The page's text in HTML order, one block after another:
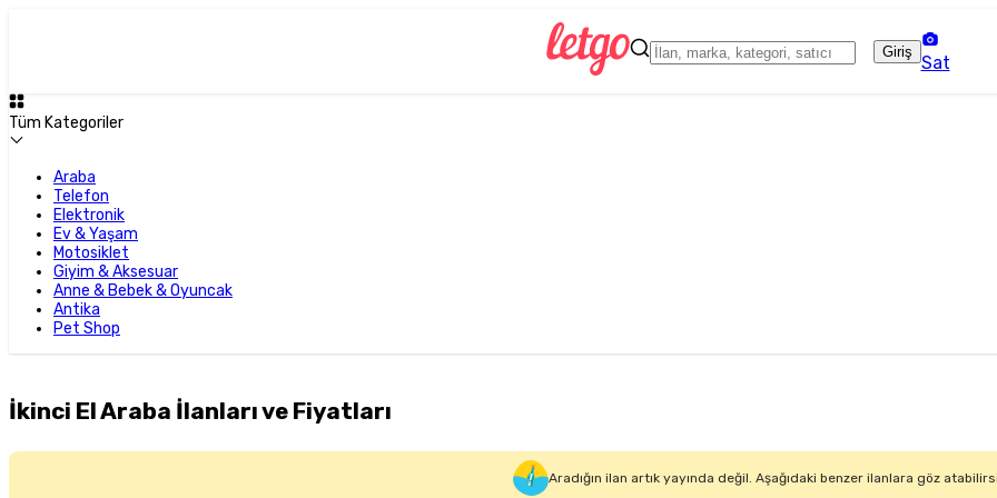
Giriş
Sat
Tüm Kategoriler
Araba
Telefon
Elektronik
Ev & Yaşam
Motosiklet
Giyim & Aksesuar
Anne & Bebek & Oyuncak
Antika
Pet Shop
İkinci El Araba İlanları ve Fiyatları
Aradığın ilan artık yayında değil. Aşağıdaki benzer ilanlara göz